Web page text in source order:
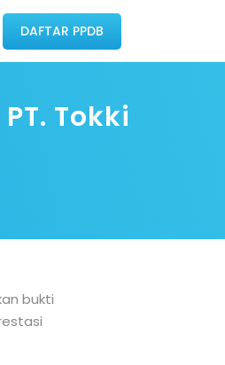
DAFTAR PPDB
Tokki
bukti